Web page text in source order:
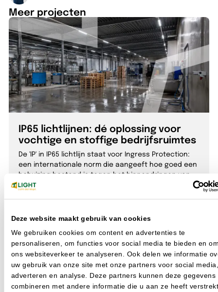
Deze website maakt gebruik van cookies
We gebruiken cookies om content en advertenties te
personaliseren, om functies voor social media te bieden en
ons websiteverkeer te analyseren. Ook delen we informatie
uw gebruik van onze site met onze partners voor social media,
adverteren en analyse. Deze partners kunnen deze gegevens
combineren met andere informatie die u aan ze heeft
Meer projecten
IP65 lichtlijnen: dé oplossing voor
vochtige en stoffige bedrijfsruimtes
De 'IP' in IP65 lichtlijn staat voor Ingress Protection:
een internationale norm die aangeeft hoe goed een
behuizing bestand is tegen het binnendringen van
stof en water. TLight bied deze lichtlijnen aan.